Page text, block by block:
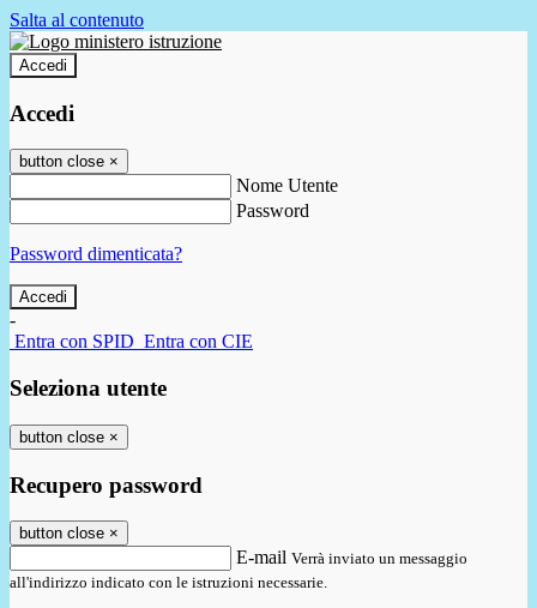
Salta al contenuto
Accedi
Accedi
button close ×
Nome Utente
Password
Password dimenticata?
-
Entra con SPID Entra con CIE
Seleziona utente
button close ×
Recupero password
button close ×
E-mail Verrà inviato un messaggio
all'indirizzo indicato con le istruzioni necessarie.